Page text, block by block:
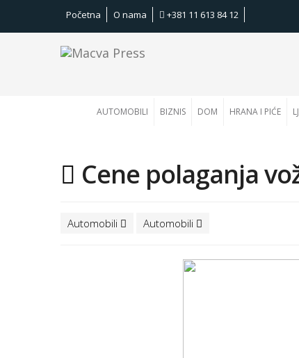
Početna O nama +381 11 613 84 12
AUTOMOBILI BIZNIS DOM HRANA I PIĆE
Cene polaganja
Automobili Automobili